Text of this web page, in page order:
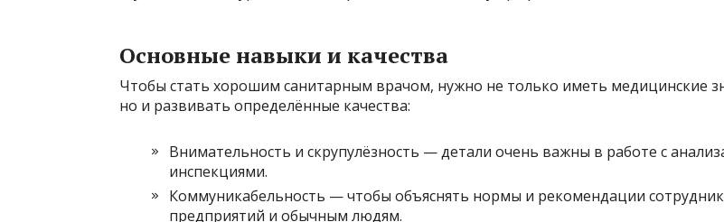
Основные навыки и качества
Чтобы стать хорошим санитарным врачом, нужно не только иметь медицинские
но и развивать определённые качества:
Внимательность и скрупулёзность — детали очень важны в работе с
инспекциями.
Коммуникабельность — чтобы объяснять нормы и рекомендации
предприятий и обычным людям.